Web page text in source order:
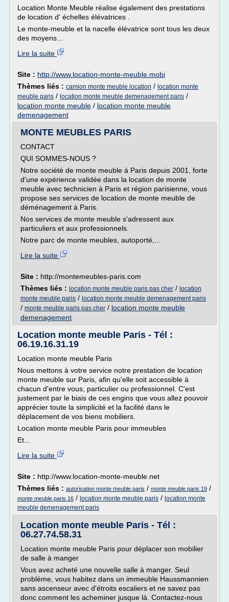
Location Monte Meuble réalise également des prestations
de location d' échelles élévatrices .
Le monte-meuble et la nacelle élévatrice sont tous les deux
des moyens...
Lire la suite
Site : http://www.location-monte-meuble.mobi
Thèmes liés : camion monte meuble location / location monte
meuble paris / location monte meuble demenagement paris /
location monte meuble / location monte meuble
demenagement
MONTE MEUBLES PARIS
CONTACT
QUI SOMMES-NOUS ?
Notre société de monte meuble à Paris depuis 2001, forte
d'une expérience validée dans la location de monte
meuble avec technicien à Paris et région parisienne, vous
propose ses services de location de monte meuble de
déménagement à Paris.
Nos services de monte meuble s'adressent aux
particuliers et aux professionnels.
Notre parc de monte meubles, autoporté,...
Lire la suite
Site : http://montemeubles-paris.com
Thèmes liés : location monte meuble paris pas cher / location
monte meuble paris / location monte meuble demenagement paris
/ monte meuble paris pas cher / location monte meuble
demenagement
Location monte meuble Paris - Tél :
06.19.16.31.19
Location monte meuble Paris
Nous mettons à votre service notre prestation de location
monte meuble sur Paris, afin qu'elle soit accessible à
chacun d'entre vous, particulier ou professionnel. C'est
justement par le biais de ces engins que vous allez pouvoir
apprécier toute la simplicité et la facilité dans le
déplacement de vos biens mobiliers.
Location monte meuble Paris pour immeubles
Et...
Lire la suite
Site : http://www.location-monte-meuble.net
Thèmes liés : autorisation monte meuble paris / monte meuble paris 19 /
monte meuble paris 16 / location monte meuble paris / location monte
meuble demenagement paris
Location monte meuble Paris - Tél :
06.27.74.58.31
Location monte meuble Paris pour déplacer son mobilier
de salle à manger
Vous avez acheté une nouvelle salle à manger. Seul
problème, vous habitez dans un immeuble Haussmannien
sans ascenseur avec d'étroits escaliers et ne savez pas
donc comment les acheminer jusque là. Contactez-nous